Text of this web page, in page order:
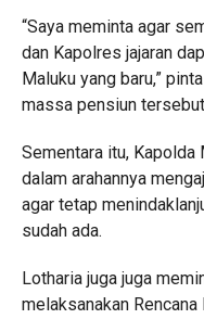
“Saya meminta agar
dan Kapolres jajaran
Maluku yang baru,”
massa pensiun
Sementara itu, Kapolda
dalam arahannya
agar tetap
sudah ada.
Lotharia juga juga
melaksanakan Rencana